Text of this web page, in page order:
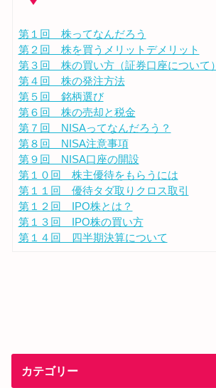
第１回 株ってなんだろう
第２回 株を買うメリットデメリット
第３回 株の買い方（証券口座について）
第４回 株の発注方法
第５回 銘柄選び
第６回 株の売却と税金
第７回 NISAってなんだろう？
第８回 NISA注意事項
第９回 NISA口座の開設
第１０回 株主優待をもらうには
第１１回 優待タダ取りクロス取引
第１２回 IPO株とは？
第１３回 IPO株の買い方
第１４回 四半期決算について
カテゴリー